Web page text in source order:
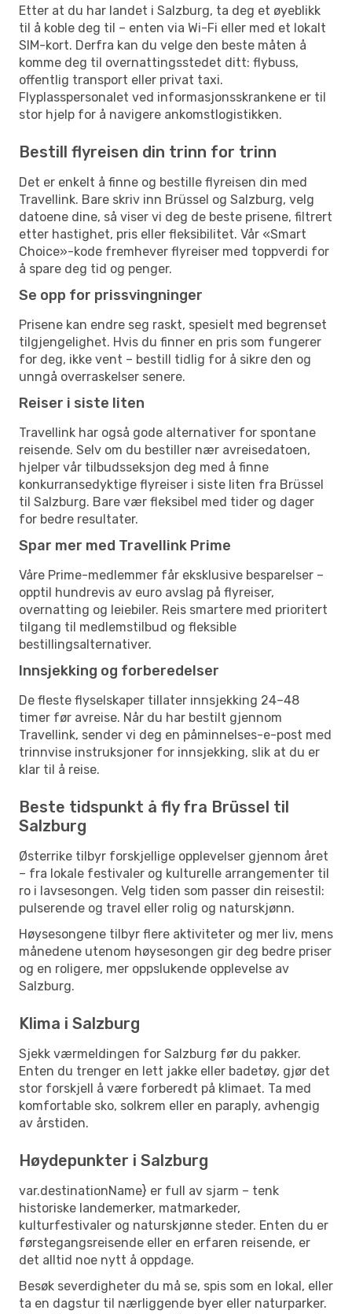
Etter at du har landet i Salzburg, ta deg et øyeblikk
til å koble deg til – enten via Wi-Fi eller med et lokalt
SIM-kort. Derfra kan du velge den beste måten å
komme deg til overnattingsstedet ditt: flybuss,
offentlig transport eller privat taxi.
Flyplasspersonalet ved informasjonsskrankene er til
stor hjelp for å navigere ankomstlogistikken.
Bestill flyreisen din trinn for trinn
Det er enkelt å finne og bestille flyreisen din med
Travellink. Bare skriv inn Brüssel og Salzburg, velg
datoene dine, så viser vi deg de beste prisene, filtrert
etter hastighet, pris eller fleksibilitet. Vår «Smart
Choice»-kode fremhever flyreiser med toppverdi for
å spare deg tid og penger.
Se opp for prissvingninger
Prisene kan endre seg raskt, spesielt med begrenset
tilgjengelighet. Hvis du finner en pris som fungerer
for deg, ikke vent – bestill tidlig for å sikre den og
unngå overraskelser senere.
Reiser i siste liten
Travellink har også gode alternativer for spontane
reisende. Selv om du bestiller nær avreisedatoen,
hjelper vår tilbudsseksjon deg med å finne
konkurransedyktige flyreiser i siste liten fra Brüssel
til Salzburg. Bare vær fleksibel med tider og dager
for bedre resultater.
Spar mer med Travellink Prime
Våre Prime-medlemmer får eksklusive besparelser –
opptil hundrevis av euro avslag på flyreiser,
overnatting og leiebiler. Reis smartere med prioritert
tilgang til medlemstilbud og fleksible
bestillingsalternativer.
Innsjekking og forberedelser
De fleste flyselskaper tillater innsjekking 24–48
timer før avreise. Når du har bestilt gjennom
Travellink, sender vi deg en påminnelses-e-post med
trinnvise instruksjoner for innsjekking, slik at du er
klar til å reise.
Beste tidspunkt å fly fra Brüssel til
Salzburg
Østerrike tilbyr forskjellige opplevelser gjennom året
– fra lokale festivaler og kulturelle arrangementer til
ro i lavsesongen. Velg tiden som passer din reisestil:
pulserende og travel eller rolig og naturskjønn.
Høysesongene tilbyr flere aktiviteter og mer liv, mens
månedene utenom høysesongen gir deg bedre priser
og en roligere, mer oppslukende opplevelse av
Salzburg.
Klima i Salzburg
Sjekk værmeldingen for Salzburg før du pakker.
Enten du trenger en lett jakke eller badetøy, gjør det
stor forskjell å være forberedt på klimaet. Ta med
komfortable sko, solkrem eller en paraply, avhengig
av årstiden.
Høydepunkter i Salzburg
var.destinationName} er full av sjarm – tenk
historiske landemerker, matmarkeder,
kulturfestivaler og naturskjønne steder. Enten du er
førstegangsreisende eller en erfaren reisende, er
det alltid noe nytt å oppdage.
Besøk severdigheter du må se, spis som en lokal, eller
ta en dagstur til nærliggende byer eller naturparker.